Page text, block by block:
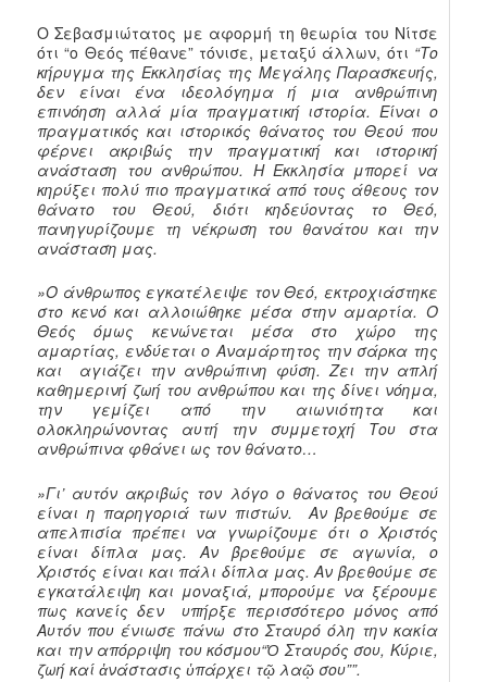
Ο Σεβασμιώτατος με αφορμή τη θεωρία του Νίτσε
ότι “ο Θεός πέθανε” τόνισε, μεταξύ άλλων, ότι “Το
κήρυγμα της Εκκλησίας της Μεγάλης Παρασκευής,
δεν είναι ένα ιδεολόγημα ή μια ανθρώπινη
επινόηση αλλά μία πραγματική ιστορία. Είναι ο
πραγματικός και ιστορικός θάνατος του Θεού που
φέρνει ακριβώς την πραγματική και ιστορική
ανάσταση του ανθρώπου. Η Εκκλησία μπορεί να
κηρύξει πολύ πιο πραγματικά από τους άθεους τον
θάνατο του Θεού, διότι κηδεύοντας το Θεό,
πανηγυρίζουμε τη νέκρωση του θανάτου και την
ανάσταση μας.
»Ο άνθρωπος εγκατέλειψε τον Θεό, εκτροχιάστηκε
στο κενό και αλλοιώθηκε μέσα στην αμαρτία. Ο
Θεός όμως κενώνεται μέσα στο χώρο της
αμαρτίας, ενδύεται ο Αναμάρτητος την σάρκα της
και αγιάζει την ανθρώπινη φύση. Ζει την απλή
καθημερινή ζωή του ανθρώπου και της δίνει νόημα,
την γεμίζει από την αιωνιότητα και
ολοκληρώνοντας αυτή την συμμετοχή Του στα
ανθρώπινα φθάνει ως τον θάνατο…
»Γι’ αυτόν ακριβώς τον λόγο ο θάνατος του Θεού
είναι η παρηγοριά των πιστών.
Αν βρεθούμε σε
απελπισία πρέπει να γνωρίζουμε ότι ο Χριστός
είναι δίπλα μας. Αν βρεθούμε σε αγωνία, ο
Χριστός είναι και πάλι δίπλα μας. Αν βρεθούμε σε
εγκατάλειψη και μοναξιά, μπορούμε να ξέρουμε
πως κανείς δεν υπήρξε περισσότερο μόνος από
Αυτόν που ένιωσε πάνω στο Σταυρό όλη την κακία
και την απόρριψη του κόσμου“Ὁ Σταυρός σου, Κύριε,
ζωή καί ἀνάστασις ὑπάρχει τῷ λαῷ σου””.